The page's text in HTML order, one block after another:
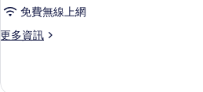
吸
煙
邊
免費無線上網
更多資訊
更